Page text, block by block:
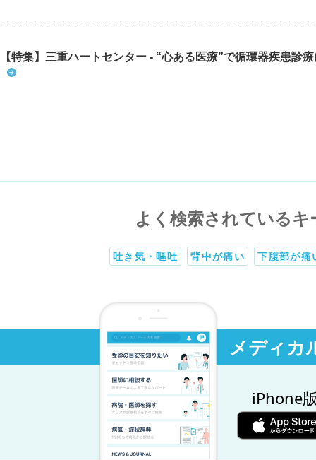
【特集】三重ハートセンター - “心ある医療”で循環器疾患診
よく検索されているキ
吐き気・嘔吐 背中が痛い 下腹部が痛
メディカ
iPhone